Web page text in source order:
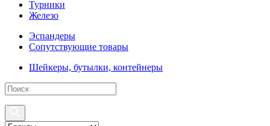
Турники
Железо
Эспандеры
Сопутствующие товары
Шейкеры, бутылки, контейнеры